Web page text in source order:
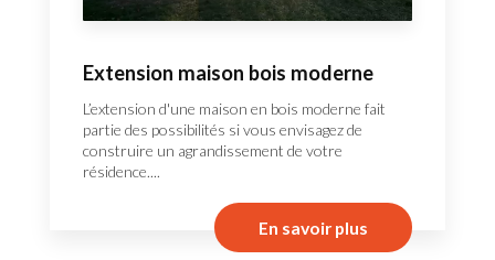
Extension maison bois moderne
L’extension d'une maison en bois moderne fait
partie des possibilités si vous envisagez de
construire un agrandissement de votre
résidence....
En savoir plus